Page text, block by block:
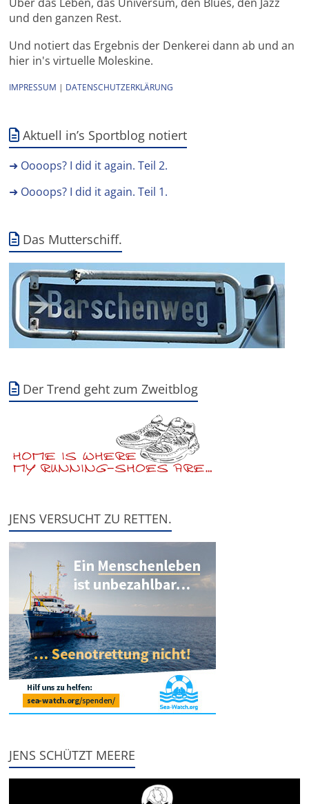
und den ganzen Rest.
Und notiert das Ergebnis der Denkerei dann ab und an
hier in's virtuelle Moleskine.
IMPRESSUM | DATENSCHUTZERKLÄRUNG
Aktuell in’s Sportblog notiert
➜ Oooops? I did it again. Teil 2.
➜ Oooops? I did it again. Teil 1.
Das Mutterschiff.
Der Trend geht zum Zweitblog
JENS VERSUCHT ZU RETTEN.
JENS SCHÜTZT MEERE